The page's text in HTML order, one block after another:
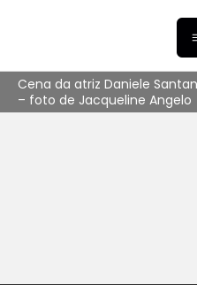
Cena da atriz Daniele
– foto de Jacqueline Angelo